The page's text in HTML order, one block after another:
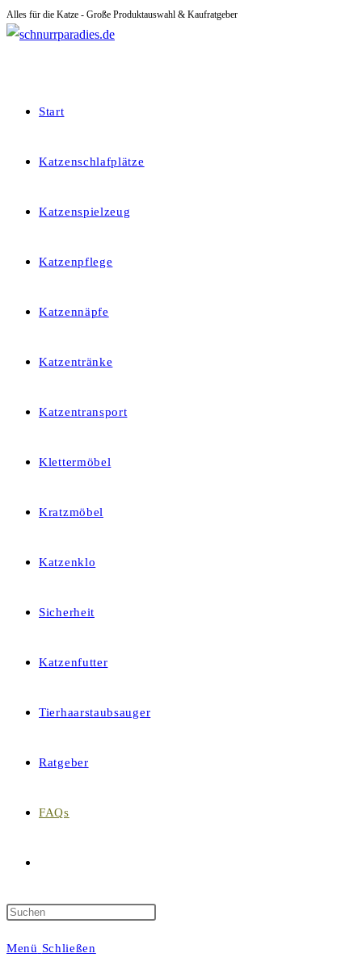
Zum
Inhalt
Alles für die Katze - Große Produktauswahl & Kaufratgeber
Start
Katzenschlafplätze
Katzenspielzeug
Katzenpflege
Katzennäpfe
Katzentränke
Katzentransport
Klettermöbel
Kratzmöbel
Katzenklo
Sicherheit
Katzenfutter
Tierhaarstaubsauger
Ratgeber
FAQs
Suche
Menü Schließen